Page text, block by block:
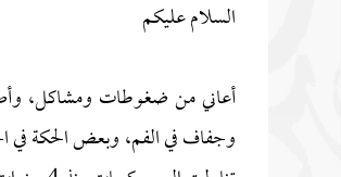
السلام عليكم
أعاني من ضغوطات ومشاكل،
وجفاف في الفم، وبعض الحكة في